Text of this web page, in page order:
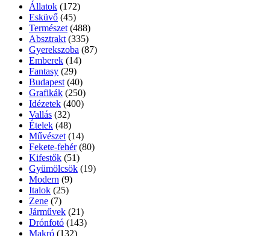
Állatok (172)
Esküvő (45)
Természet (488)
Absztrakt (335)
Gyerekszoba (87)
Emberek (14)
Fantasy (29)
Budapest (40)
Grafikák (250)
Idézetek (400)
Vallás (32)
Ételek (48)
Művészet (14)
Fekete-fehér (80)
Kifestők (51)
Gyümölcsök (19)
Modern (9)
Italok (25)
Zene (7)
Járművek (21)
Drónfotó (143)
Makró (132)